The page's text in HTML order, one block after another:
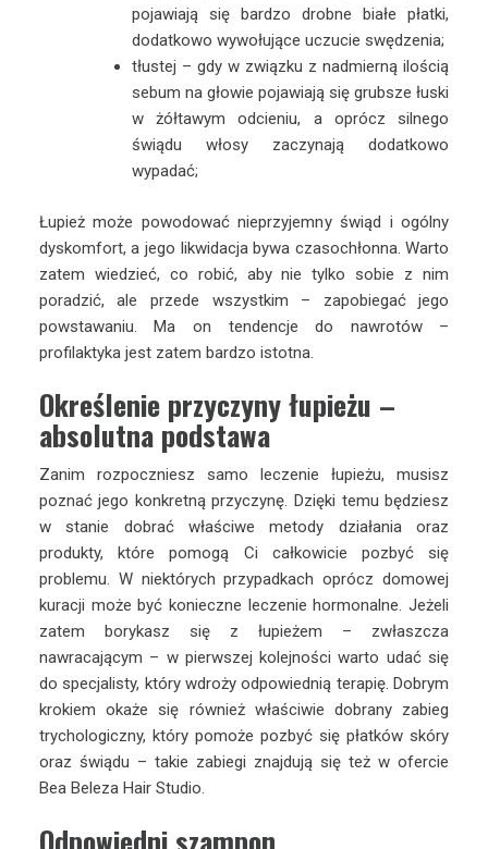
pojawiają się bardzo drobne białe płatki,
dodatkowo wywołujące uczucie swędzenia;
tłustej – gdy w związku z nadmierną ilością
sebum na głowie pojawiają się grubsze łuski
w żółtawym odcieniu, a oprócz silnego
świądu włosy zaczynają dodatkowo
wypadać;
Łupież może powodować nieprzyjemny świąd i ogólny
dyskomfort, a jego likwidacja bywa czasochłonna. Warto
zatem wiedzieć, co robić, aby nie tylko sobie z nim
poradzić, ale przede wszystkim – zapobiegać jego
powstawaniu. Ma on tendencje do nawrotów –
profilaktyka jest zatem bardzo istotna.
Określenie przyczyny łupieżu –
absolutna podstawa
Zanim rozpoczniesz samo leczenie łupieżu, musisz
poznać jego konkretną przyczynę. Dzięki temu będziesz
w stanie dobrać właściwe metody działania oraz
produkty, które pomogą Ci całkowicie pozbyć się
problemu. W niektórych przypadkach oprócz domowej
kuracji może być konieczne leczenie hormonalne. Jeżeli
zatem borykasz się z łupieżem – zwłaszcza
nawracającym – w pierwszej kolejności warto udać się
do specjalisty, który wdroży odpowiednią terapię. Dobrym
krokiem okaże się również właściwie dobrany zabieg
trychologiczny, który pomoże pozbyć się płatków skóry
oraz świądu – takie zabiegi znajdują się też w ofercie
Bea Beleza Hair Studio.
Odpowiedni szampon